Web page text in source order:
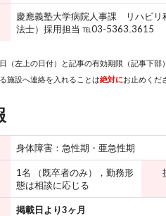
慶應義塾大学病院人事課 リハビリ
法士）採用担当 ℡03-5363₋3615
（左上の日付）と記事の有効期限（記事下部
施設へ連絡を入れることは絶対にお止めくだ
身体障害：急性期・亜急性期
1名 （既卒者のみ），勤務形
態は相談に応じる
掲載日より3ヶ月